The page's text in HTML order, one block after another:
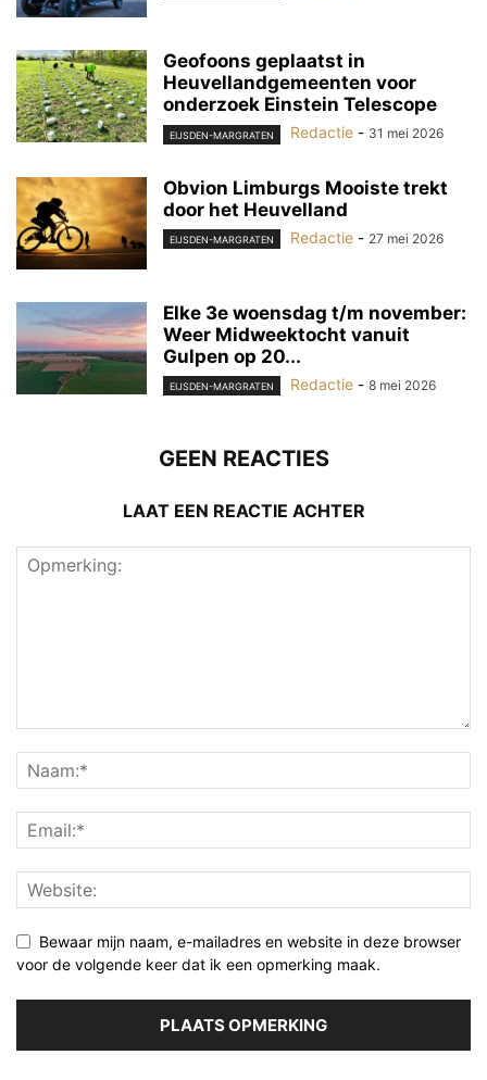
Geofoons geplaatst in
Heuvellandgemeenten voor
onderzoek Einstein Telescope
EIJSDEN-MARGRATEN Redactie - 31 mei 2026
Obvion Limburgs Mooiste trekt
door het Heuvelland
EIJSDEN-MARGRATEN Redactie - 27 mei 2026
Elke 3e woensdag t/m november:
Weer Midweektocht vanuit
Gulpen op 20...
EIJSDEN-MARGRATEN Redactie - 8 mei 2026
GEEN REACTIES
LAAT EEN REACTIE ACHTER
Bewaar mijn naam, e-mailadres en website in deze browser
voor de volgende keer dat ik een opmerking maak.